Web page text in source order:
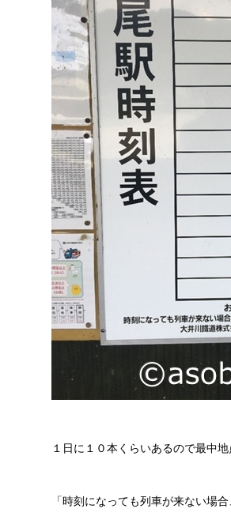
１日に１０本くらいあるので最中
「時刻になっても列車が来ない場